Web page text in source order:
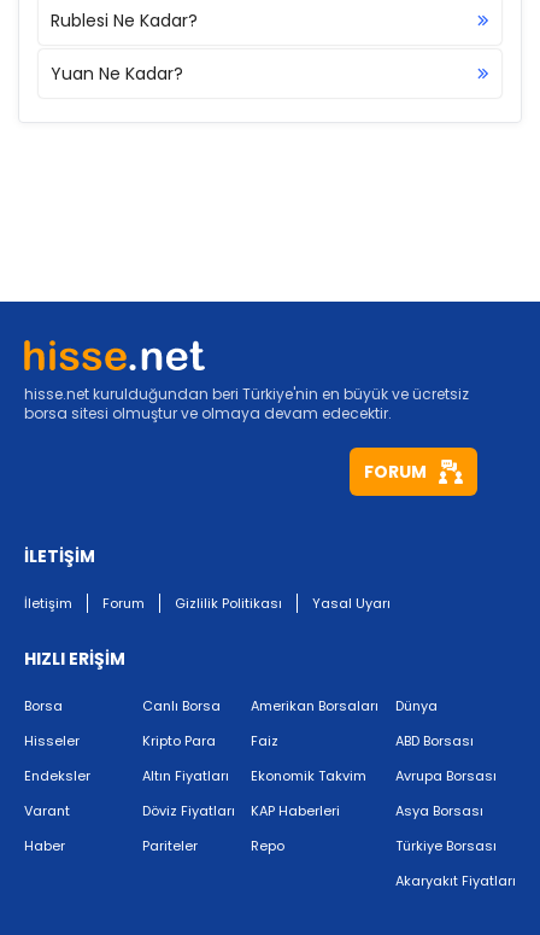
Rublesi Ne Kadar?
Yuan Ne Kadar?
hisse.net kurulduğundan beri Türkiye'nin en büyük ve ücretsiz
borsa sitesi olmuştur ve olmaya devam edecektir.
FORUM
İLETİŞİM
İletişim Forum Gizlilik Politikası Yasal Uyarı
HIZLI ERİŞİM
Borsa
Hisseler
Endeksler
Varant
Haber
Canlı Borsa
Kripto Para
Altın Fiyatları
Döviz Fiyatları
Pariteler
Amerikan Borsaları
Faiz
Ekonomik Takvim
KAP Haberleri
Repo
Dünya
ABD Borsası
Avrupa Borsası
Asya Borsası
Türkiye Borsası
Akaryakıt Fiyatları